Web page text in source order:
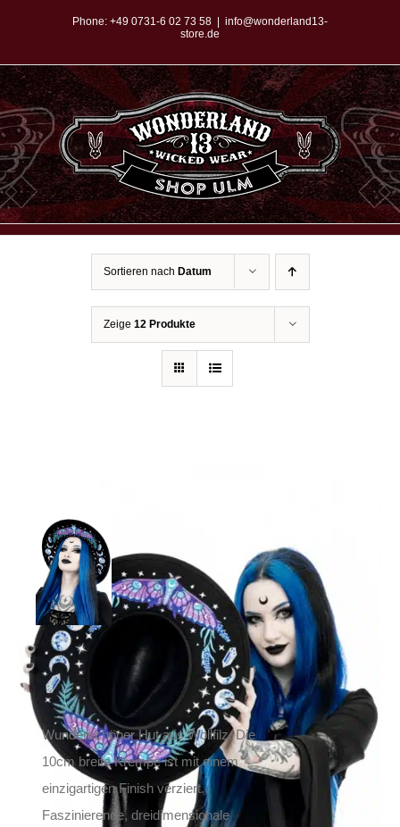
springen
Phone: +49 0731-6 02 73 58
info@wonderland13-
store.de
Sortieren nach Datum
Zeige 12 Produkte
Enchanted Forest
69,90€
Inkl. MwSt.
Versand
Lieferzeit: ca. 1-2 Tage DE, ca. 3-4 Tage EU
Wunderschöner Hut aus Wollfilz. Die
10cm breite Krempe ist mit einem
einzigartigen Finish verziert.
Faszinierende, dreidimensionale